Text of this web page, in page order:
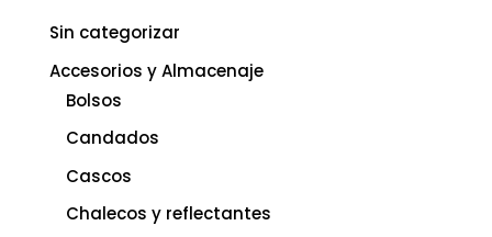
Sin categorizar
Accesorios y Almacenaje
Bolsos
Candados
Cascos
Chalecos y reflectantes